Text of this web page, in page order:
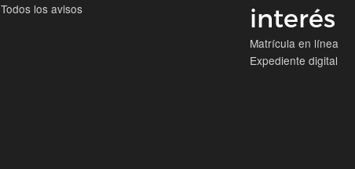
Todos los avisos
interés
Matrícula en línea
Expediente digital